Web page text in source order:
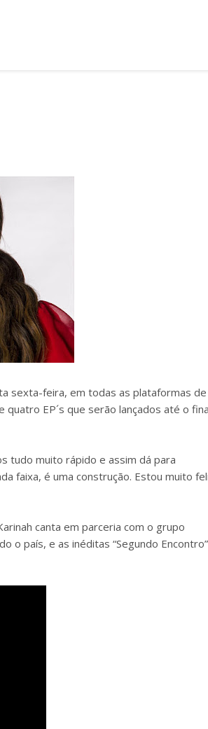
sexta-feira, em todas as plataformas de
quatro EP´s que serão lançados até o
tudo muito rápido e assim dá para
faixa, é uma construção. Estou muito
canta em parceria com o grupo
o país, e as inéditas “Segundo Encontro”